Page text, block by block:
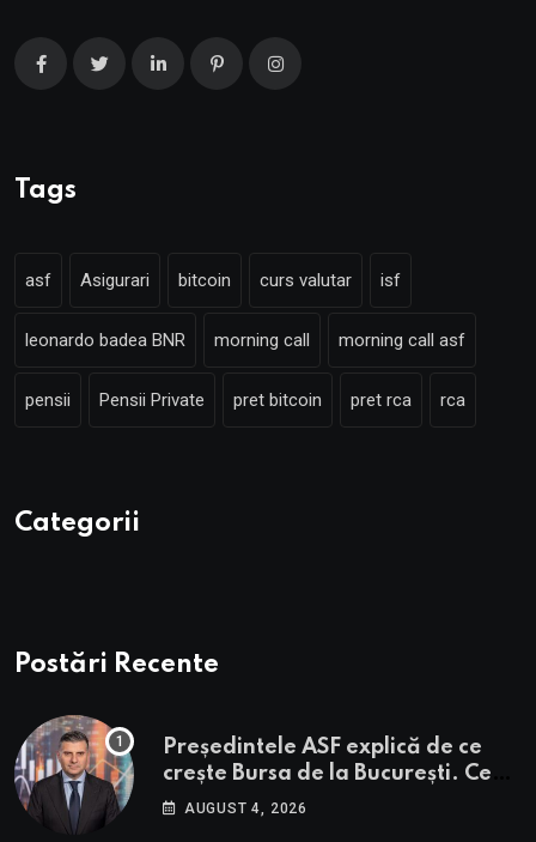
Tags
asf Asigurari bitcoin curs valutar isf
leonardo badea BNR morning call morning call asf
pensii Pensii Private pret bitcoin pret rca rca
Categorii
Postări Recente
Președintele ASF explică de ce
crește Bursa de la București. Ce
urmează pentru BVB potrivit lui
AUGUST 4, 2026